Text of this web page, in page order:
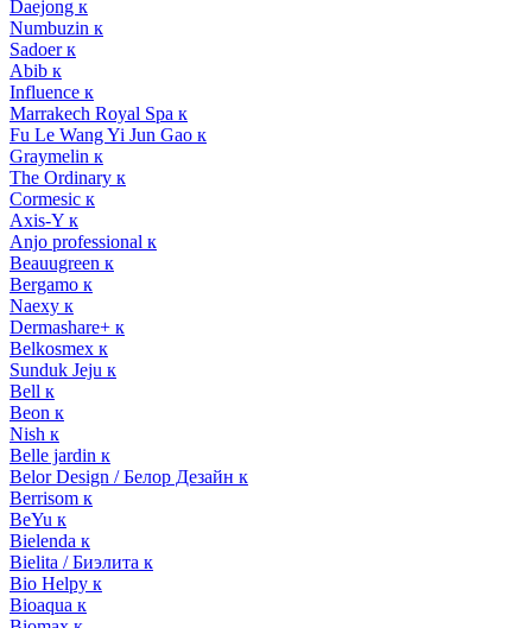
Daejong к
Numbuzin к
Sadoer к
Abib к
Influence к
Marrakech Royal Spa к
Fu Le Wang Yi Jun Gao к
Graymelin к
The Ordinary к
Cormesic к
Axis-Y к
Anjo professional к
Beauugreen к
Bergamo к
Naexy к
Dermashare+ к
Belkosmex к
Sunduk Jeju к
Bell к
Beon к
Nish к
Belle jardin к
Belor Design / Белор Дезайн к
Berrisom к
BeYu к
Bielenda к
Bielita / Биэлита к
Bio Helpy к
Bioaqua к